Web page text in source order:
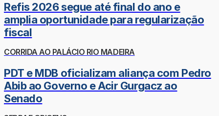
Refis 2026 segue até final do ano e
amplia oportunidade para regularização
fiscal
CORRIDA AO PALÁCIO RIO MADEIRA
PDT e MDB oficializam aliança com Pedro
Abib ao Governo e Acir Gurgacz ao
Senado